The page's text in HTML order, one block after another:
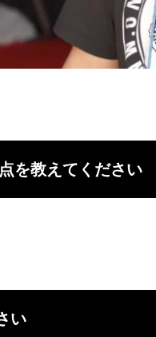
を教えてください
い